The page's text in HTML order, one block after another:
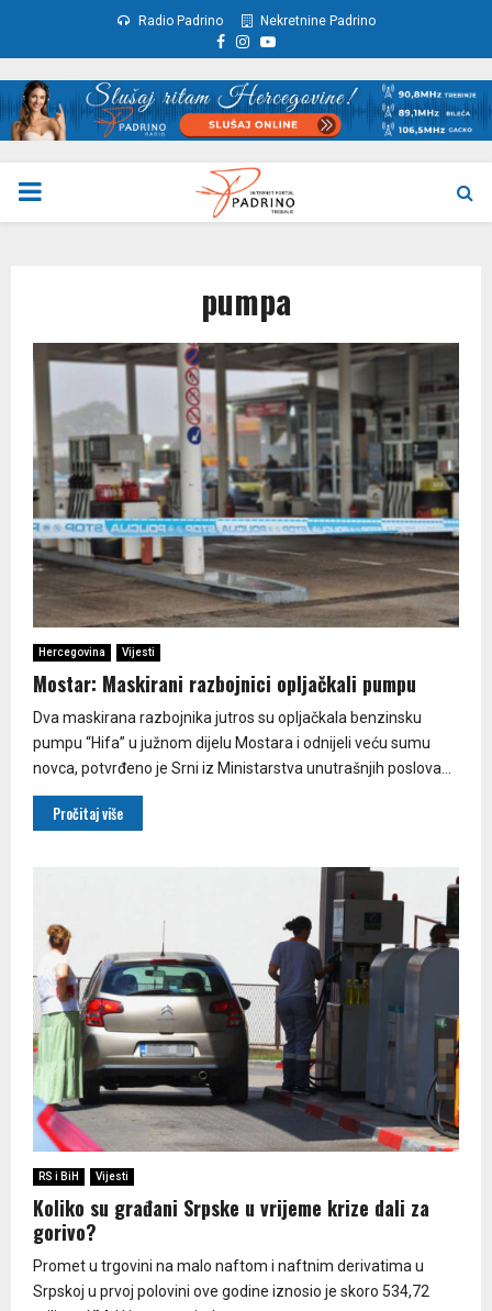
Radio Padrino Nekretnine Padrino
Facebook
Instagram
Youtube
PRIMARY
pumpa
Hercegovina Vijesti
Mostar: Maskirani razbojnici opljačkali pumpu
Dva maskirana razbojnika jutros su opljačkala benzinsku
pumpu “Hifa” u južnom dijelu Mostara i odnijeli veću sumu
novca, potvrđeno je Srni iz Ministarstva unutrašnjih poslova...
Pročitaj više
RS i BiH Vijesti
Koliko su građani Srpske u vrijeme krize dali za
gorivo?
Promet u trgovini na malo naftom i naftnim derivatima u
Srpskoj u prvoj polovini ove godine iznosio je skoro 534,72